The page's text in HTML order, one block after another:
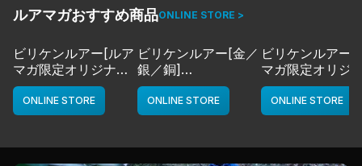
ルアマガおすすめ商品ONLINE STORE >
ビリケンルアー[ルア
マガ限定オリジナル
カラー／LMチャー
ト]
deps
ONLINE STORE
ビリケンルアー[金／
銀／銅]
deps
ONLINE STORE
ビリケンルアー[
マガ限定オリジ
カラー／LMボー
ワイト]
deps
ONLINE STORE